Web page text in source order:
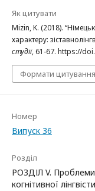
Як цитувати
Mizin, K. (2018).
характеру:
студії, 61-67. https://
Формати цитування
Номер
Випуск 36
Розділ
РОЗДІЛ V. Проблеми
когнітивної